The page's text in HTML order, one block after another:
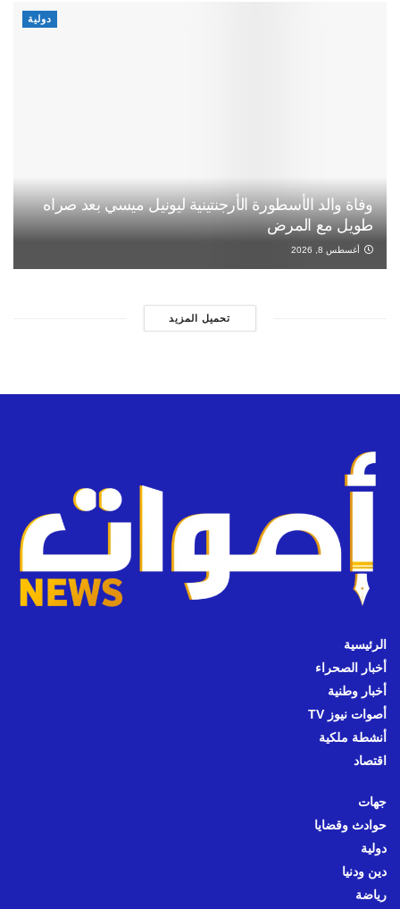
دولية
وفاة والد الأسطورة الأرجنتينية ليونيل ميسي بعد صراه
طويل مع المرض
أغسطس 8, 2026
تحميل المزيد
الرئيسية
أخبار الصحراء
أخبار وطنية
أصوات نيوز TV
أنشطة ملكية
اقتصاد
جهات
حوادث وقضايا
دولية
دين ودنيا
رياضة